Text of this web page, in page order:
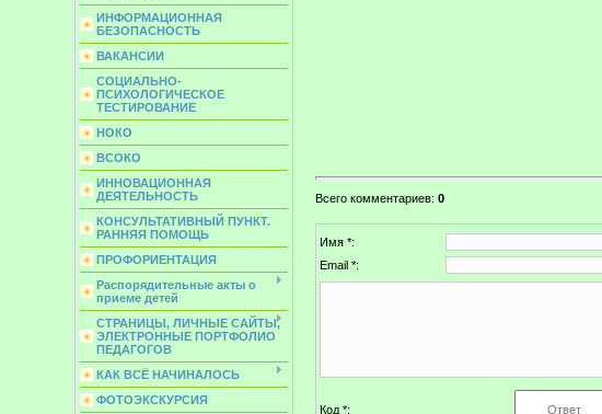
ИНФОРМАЦИОННАЯ
БЕЗОПАСНОСТЬ
ВАКАНСИИ
СОЦИАЛЬНО-
ПСИХОЛОГИЧЕСКОЕ
ТЕСТИРОВАНИЕ
НОКО
ВСОКО
ИННОВАЦИОННАЯ
ДЕЯТЕЛЬНОСТЬ
КОНСУЛЬТАТИВНЫЙ ПУНКТ.
РАННЯЯ ПОМОЩЬ
ПРОФОРИЕНТАЦИЯ
Распорядительные акты о
приеме детей
СТРАНИЦЫ, ЛИЧНЫЕ САЙТЫ,
ЭЛЕКТРОННЫЕ ПОРТФОЛИО
ПЕДАГОГОВ
КАК ВСЁ НАЧИНАЛОСЬ
ФОТОЭКСКУРСИЯ
Всего комментариев: 0
Имя *:
Email *:
Код *: